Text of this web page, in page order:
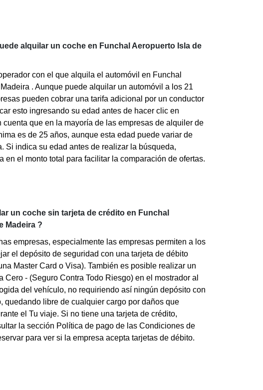
alquilar un coche en Funchal Aeropuerto Isla de
con el que alquila el automóvil en Funchal
. Aunque puede alquilar un automóvil a los 21
pueden cobrar una tarifa adicional por un conductor
esto ingresando su edad antes de hacer clic en
cuenta que en la mayoría de las empresas de alquiler de
es de 25 años, aunque esta edad puede variar de
Si indica su edad antes de realizar la búsqueda,
en el monto total para facilitar la comparación de ofertas.
un coche sin tarjeta de crédito en Funchal
Madeira ?
empresas, especialmente las empresas permiten a los
el depósito de seguridad con una tarjeta de débito
Master Card o Visa). También es posible realizar un
Cero - (Seguro Contra Todo Riesgo) en el mostrador al
del vehículo, no requiriendo así ningún depósito con
quedando libre de cualquier cargo por daños que
el Tu viaje. Si no tiene una tarjeta de crédito,
la sección Política de pago de las Condiciones de
para ver si la empresa acepta tarjetas de débito.